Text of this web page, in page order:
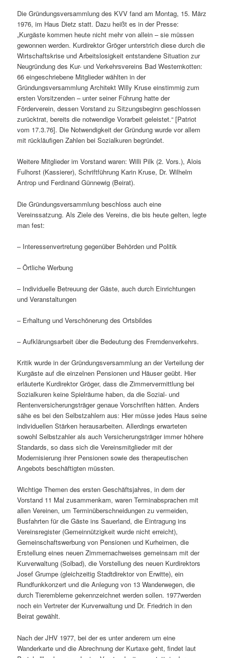
Die Gründungsversammlung des KVV fand am Montag, 15. März
1976, im Haus Dietz statt. Dazu heißt es in der Presse:
„Kurgäste kommen heute nicht mehr von allein – sie müssen
gewonnen werden. Kurdirektor Gröger unterstrich diese durch die
Wirtschaftskrise und Arbeitslosigkeit entstandene Situation zur
Neugründung des Kur- und Verkehrsvereins Bad Westernkotten:
66 eingeschriebene Mitglieder wählten in der
Gründungsversammlung Architekt Willy Kruse einstimmig zum
ersten Vorsitzenden – unter seiner Führung hatte der
Förderverein, dessen Vorstand zu Sitzungsbeginn geschlossen
zurücktrat, bereits die notwendige Vorarbeit geleistet.“ [Patriot
vom 17.3.76]. Die Notwendigkeit der Gründung wurde vor allem
mit rückläufigen Zahlen bei Sozialkuren begründet.
Weitere Mitglieder im Vorstand waren: Willi Pilk (2. Vors.), Alois
Fulhorst (Kassierer), Schriftführung Karin Kruse, Dr. Wilhelm
Antrop und Ferdinand Günnewig (Beirat).
Die Gründungsversammlung beschloss auch eine
Vereinssatzung. Als Ziele des Vereins, die bis heute gelten, legte
man fest:
– Interessenvertretung gegenüber Behörden und Politik
– Örtliche Werbung
– Individuelle Betreuung der Gäste, auch durch Einrichtungen
und Veranstaltungen
– Erhaltung und Verschönerung des Ortsbildes
– Aufklärungsarbeit über die Bedeutung des Fremdenverkehrs.
Kritik wurde in der Gründungsversammlung an der Verteilung der
Kurgäste auf die einzelnen Pensionen und Häuser geübt. Hier
erläuterte Kurdirektor Gröger, dass die Zimmervermittlung bei
Sozialkuren keine Spielräume haben, da die Sozial- und
Rentenversicherungsträger genaue Vorschriften hätten. Anders
sähe es bei den Selbstzahlern aus: Hier müsse jedes Haus seine
individuellen Stärken herausarbeiten. Allerdings erwarteten
sowohl Selbstzahler als auch Versicherungsträger immer höhere
Standards, so dass sich die Vereinsmitglieder mit der
Modernisierung ihrer Pensionen sowie des therapeutischen
Angebots beschäftigten müssten.
Wichtige Themen des ersten Geschäftsjahres, in dem der
Vorstand 11 Mal zusammenkam, waren Terminabsprachen mit
allen Vereinen, um Terminüberschneidungen zu vermeiden,
Busfahrten für die Gäste ins Sauerland, die Eintragung ins
Vereinsregister (Gemeinnützigkeit wurde nicht erreicht),
Gemeinschaftswerbung von Pensionen und Kurheimen, die
Erstellung eines neuen Zimmernachweises gemeinsam mit der
Kurverwaltung (Solbad), die Vorstellung des neuen Kurdirektors
Josef Grumpe (gleichzeitig Stadtdirektor von Erwitte), ein
Rundfunkkonzert und die Anlegung von 13 Wanderwegen, die
durch Tierembleme gekennzeichnet werden sollen. 1977werden
noch ein Vertreter der Kurverwaltung und Dr. Friedrich in den
Beirat gewählt.
Nach der JHV 1977, bei der es unter anderem um eine
Wanderkarte und die Abrechnung der Kurtaxe geht, findet laut